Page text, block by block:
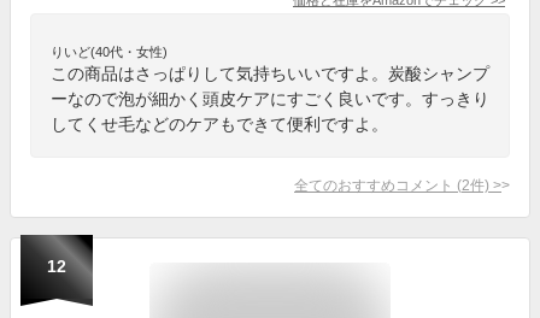
りいど(40代・女性)
この商品はさっぱりして気持ちいいですよ。炭酸シャンプ
ーなので泡が細かく頭皮ケアにすごく良いです。すっきり
してくせ毛などのケアもできて便利ですよ。
全てのおすすめコメント (2件) >
12